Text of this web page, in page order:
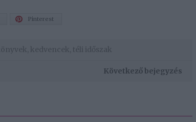
Pinterest
kedvencek téli időszak
Következő bejegyzés